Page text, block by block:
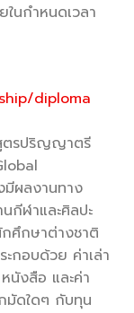
ำหนดเวลา
diploma
ตรปริญญาตรี
มีผลงานทาง
กีฬาและศิลปะ
ศึกษาต่างชาติ
ะกอบด้วย ค่าเล่า
นังสือ และค่า
มัดใดๆ กับทุน